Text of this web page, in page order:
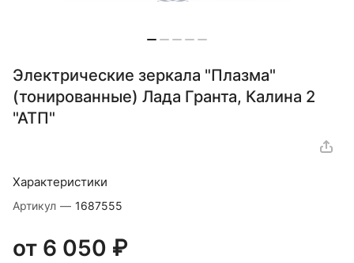
Электрические зеркала "Плазма"
(тонированные) Лада Гранта, Калина 2
"АТП"
Характеристики
Артикул — 1687555
от 6 050 ₽